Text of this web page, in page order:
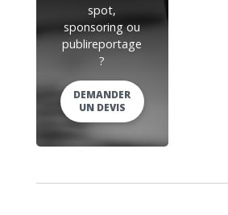
spot,
sponsoring ou
publireportage
?
DEMANDER
UN DEVIS